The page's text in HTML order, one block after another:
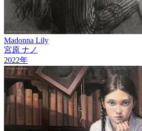
Madonna Lily
宮原 ナノ
2022年